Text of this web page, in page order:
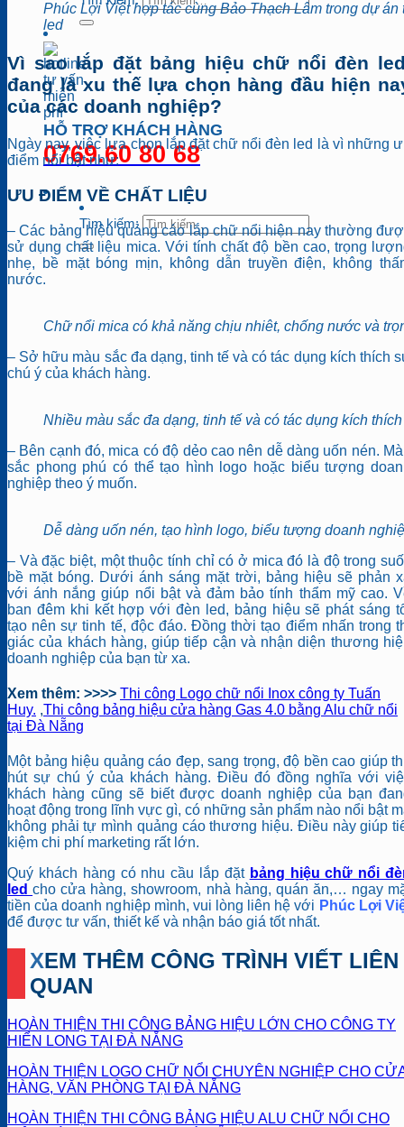
HỖ TRỢ KHÁCH HÀNG
0769.60 80 68
Tìm kiếm:
Phúc Lợi Việt hợp tác cùng Bảo Thạch Lâm trong dự
led
Vì sao lắp đặt bảng hiệu chữ nổi đèn
đang là xu thế lựa chọn hàng đầu hiện
của các doanh nghiệp?
Ngày nay, việc lựa chọn lắp đặt chữ nổi đèn led là vì những
điểm nổi bật như:
ƯU ĐIỂM VỀ CHẤT LIỆU
– Các bảng hiệu quảng cáo lắp chữ nổi hiện nay thường
sử dụng chất liệu mica. Với tính chất độ bền cao, trọng
nhẹ, bề mặt bóng mịn, không dẫn truyền điện, không
nước.
Chữ nổi mica có khả năng chịu nhiêt, chống nước và
– Sở hữu màu sắc đa dạng, tinh tế và có tác dụng kích thích
chú ý của khách hàng.
Nhiều màu sắc đa dạng, tinh tế và có tác dụng kích
– Bên cạnh đó, mica có độ dẻo cao nên dễ dàng uốn nén.
sắc phong phú có thể tạo hình logo hoặc biểu tượng
nghiệp theo ý muốn.
Dễ dàng uốn nén, tạo hình logo, biểu tượng doanh
– Và đặc biệt, một thuộc tính chỉ có ở mica đó là độ trong
bề mặt bóng. Dưới ánh sáng mặt trời, bảng hiệu sẽ phản
với ánh nắng giúp nổi bật và đảm bảo tính thẩm mỹ cao.
ban đêm khi kết hợp với đèn led, bảng hiệu sẽ phát sáng
tạo nên sự tinh tế, độc đáo. Đồng thời tạo điểm nhấn trong
giác của khách hàng, giúp tiếp cận và nhận diện thương
doanh nghiệp của bạn từ xa.
Xem thêm: >>>> Thi công Logo chữ nổi Inox công ty Tuấn
Huy. ,Thi công bảng hiệu cửa hàng Gas 4.0 bằng Alu chữ nổi
tại Đà Nẵng
Một bảng hiệu quảng cáo đẹp, sang trọng, độ bền cao giúp
hút sự chú ý của khách hàng. Điều đó đồng nghĩa với
khách hàng cũng sẽ biết được doanh nghiệp của bạn
hoạt động trong lĩnh vực gì, có những sản phẩm nào nổi bật
không phải tự mình quảng cáo thương hiệu. Điều này giúp
kiệm chi phí marketing rất lớn.
Quý khách hàng có nhu cầu lắp đặt bảng hiệu chữ nổi
ledcho cửa hàng, showroom, nhà hàng, quán ăn,… ngay
tiền của doanh nghiệp mình, vui lòng liên hệ với Phúc Lợi
để được tư vấn, thiết kế và nhận báo giá tốt nhất.
XEM THÊM CÔNG TRÌNH VIẾT LIÊN
QUAN
HOÀN THIỆN THI CÔNG BẢNG HIỆU LỚN CHO CÔNG TY
HIỂN LONG TẠI ĐÀ NẴNG
HOÀN THIỆN LOGO CHỮ NỔI CHUYÊN NGHIỆP CHO
HÀNG, VĂN PHÒNG TẠI ĐÀ NẴNG
HOÀN THIỆN THI CÔNG BẢNG HIỆU ALU CHỮ NỔI CHO